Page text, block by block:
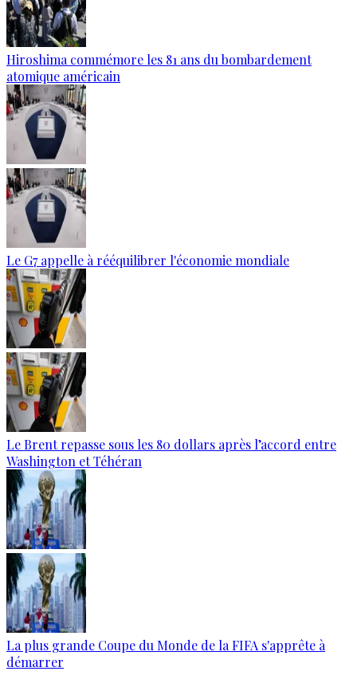
Hiroshima commémore les 81 ans du bombardement
atomique américain
Le G7 appelle à rééquilibrer l'économie mondiale
Le Brent repasse sous les 80 dollars après l’accord entre
Washington et Téhéran
La plus grande Coupe du Monde de la FIFA s'apprête à
démarrer